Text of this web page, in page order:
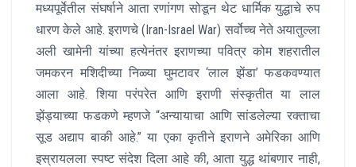
मध्यपूर्वेतील संघर्षाने आता रणांगण सोडून थेट धार्मिक युद्धाचे रुप
धारण केले आहे. इराणचे (Iran-Israel War) सर्वोच्च नेते अयातुल्ला
अली खामेनी यांच्या हत्येनंतर इराणच्या पवित्र कोम शहरातील
जमकरन मशिदीच्या निळ्या घुमटावर ‘लाल झेंडा’ फडकवण्यात
आला आहे. शिया परंपरेत आणि इराणी संस्कृतीत या लाल
झेंड्याच्या फडकणे म्हणजे “अन्यायाचा आणि सांडलेल्या रक्ताचा
सूड अद्याप बाकी आहे.” या एका कृतीने इराणने अमेरिका आणि
इस्रायलला स्पष्ट संदेश दिला आहे की, आता युद्ध थांबणार नाही,